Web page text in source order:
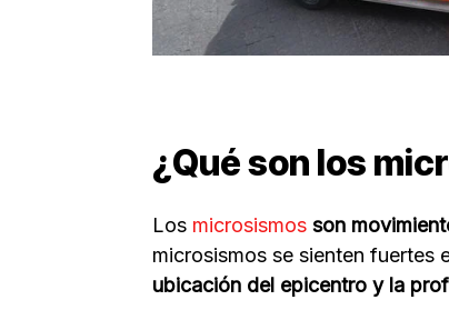
¿Qué son los
Los microsismos son
microsismos se sienten fuertes
ubicación del epicentro y la